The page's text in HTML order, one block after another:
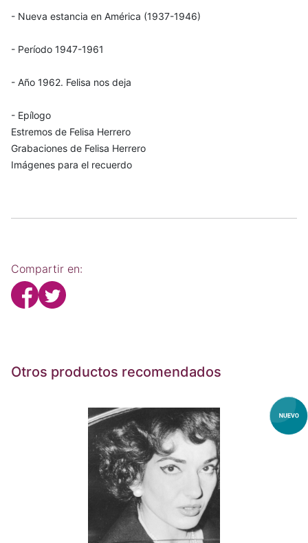
- Nueva estancia en América (1937-1946)
- Período 1947-1961
- Año 1962. Felisa nos deja
- Epílogo
Estremos de Felisa Herrero
Grabaciones de Felisa Herrero
Imágenes para el recuerdo
Compartir en:
Otros productos recomendados